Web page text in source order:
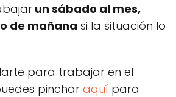
un sábado al mes,
de mañana si la situación lo
para trabajar en el
pinchar aquí para